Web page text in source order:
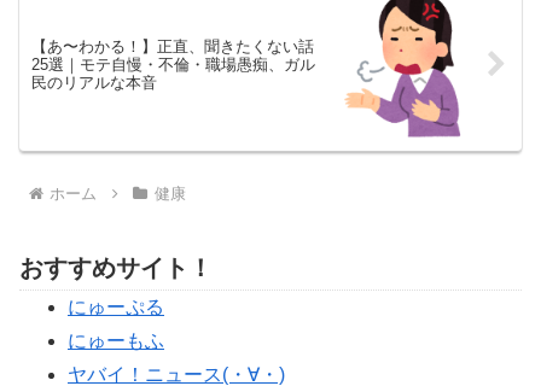
【あ〜わかる！】正直、聞きたくない話
25選｜モテ自慢・不倫・職場愚痴、ガル
民のリアルな本音
ホーム 健康
おすすめサイト！
にゅーぷる
にゅーもふ
ヤバイ！ニュース(・∀・)